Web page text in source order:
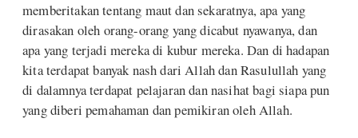
memberitakan tentang maut dan sekaratnya, apa yang
dirasakan oleh orang-orang yang dicabut nyawanya, dan
apa yang terjadi mereka di kubur mereka. Dan di hadapan
kita terdapat banyak nash dari Allah dan Rasulullah yang
di dalamnya terdapat pelajaran dan nasihat bagi siapa pun
yang diberi pemahaman dan pemikiran oleh Allah.